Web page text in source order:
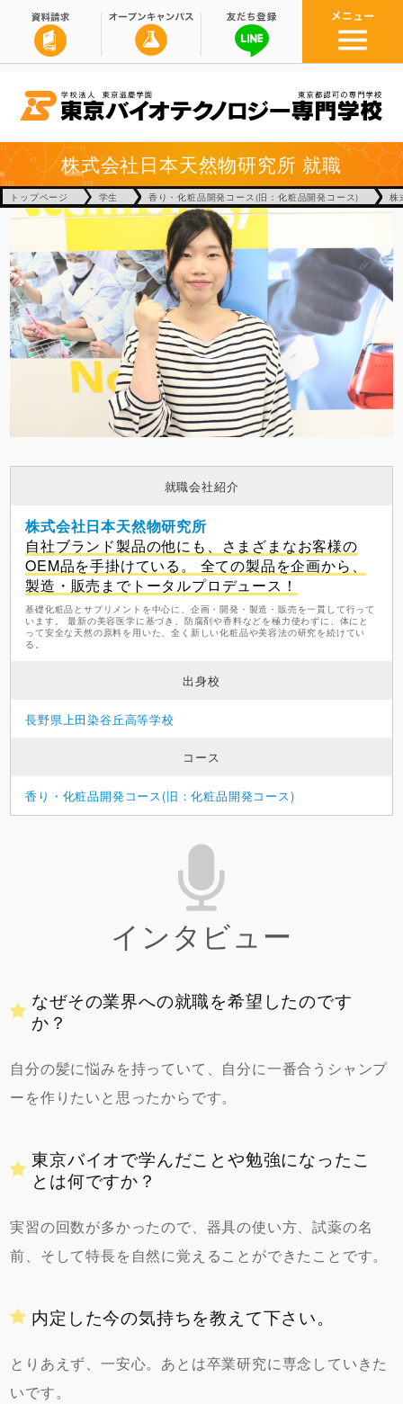
株式会社日本天然物研究所 就職
トップページ 学生 香り・化粧品開発コース(旧：化粧品開発コース) 株
就職会社紹介
株式会社日本天然物研究所
自社ブランド製品の他にも、さまざまなお客様の
OEM品を手掛けている。 全ての製品を企画から、
製造・販売までトータルプロデュース！
基礎化粧品とサプリメントを中心に、企画・開発・製造・販売を一貫して行って
います。 最新の美容医学に基づき、防腐剤や香料などを極力使わずに、体にと
って安全な天然の原料を用いた、全く新しい化粧品や美容法の研究を続けてい
る。
出身校
長野県上田染谷丘高等学校
コース
香り・化粧品開発コース(旧：化粧品開発コース)
インタビュー
なぜその業界への就職を希望したのです
か？
自分の髪に悩みを持っていて、自分に一番合うシャンプ
ーを作りたいと思ったからです。
東京バイオで学んだことや勉強になったこ
とは何ですか？
実習の回数が多かったので、器具の使い方、試薬の名
前、そして特長を自然に覚えることができたことです。
内定した今の気持ちを教えて下さい。
とりあえず、一安心。あとは卒業研究に専念していきた
いです。